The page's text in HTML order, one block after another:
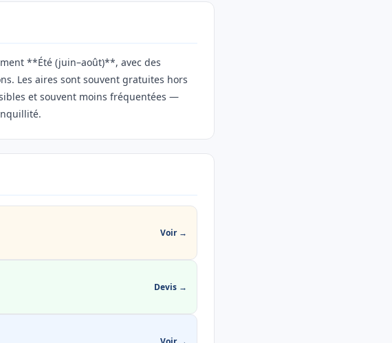
**Été (juin–août)**, avec des
Les aires sont souvent gratuites hors
et souvent moins fréquentées —
Voir →
Devis →